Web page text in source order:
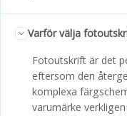
Varför välja
Fotoutskrift är det
eftersom den
komplexa
varumärke